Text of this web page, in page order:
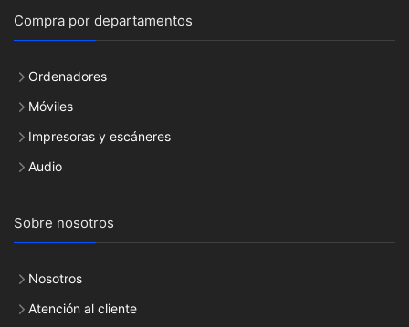
Compra por departamentos
Ordenadores
Móviles
Impresoras y escáneres
Audio
Sobre nosotros
Nosotros
Atención al cliente